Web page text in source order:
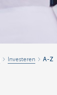
Investeren A-Z